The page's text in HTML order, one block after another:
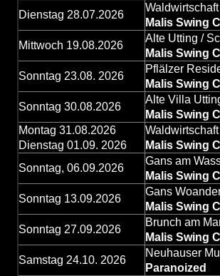
Dienstag 28.07.2026
Malis Swing
Mittwoch 19.08.2026
Alte Utting /
Malis Swing
Sonntag 23.08. 2026
Pflälzer
Malis Swing
Sonntag 30.08.2026
Alte Villa
Malis Swing
Montag 31.08.2026
Dienstag 01.09. 2026
Malis Swing
Sonntag, 06.09.2026
Gans am
Malis Swing
Sonntag 13.09.2026
Gans
Malis Swing
Sonntag 27.09.2026
Brunch am
Malis Swing
Samstag 24.10. 2026
Neuhauser
Paranoized